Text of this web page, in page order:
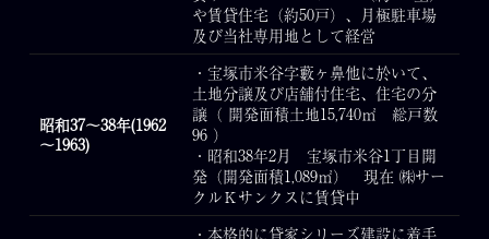
や賃貸住宅（約50戸）、月極駐車場
及び当社専用地として経営
昭和37～38年(1962
～1963)
・宝塚市米谷字藪ヶ鼻他に於いて、
土地分譲及び店舗付住宅、住宅の分
譲（ 開発面積土地15,740㎡ 総戸数
96 ）
・昭和38年2月 宝塚市米谷1丁目開
発（開発面積1,089㎡） 現在 ㈱サー
クルＫサンクスに賃貸中
・本格的に貸家シリーズ建設に着手